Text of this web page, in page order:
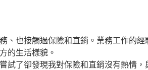
、也接觸過保險和直銷。業務工作的
的生活樣貌。
試了卻發現我對保險和直銷沒有熱情